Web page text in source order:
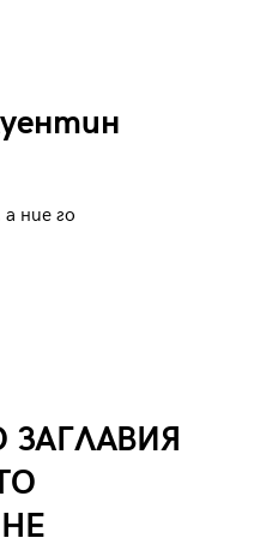
ние го
ЗАГЛАВИЯ